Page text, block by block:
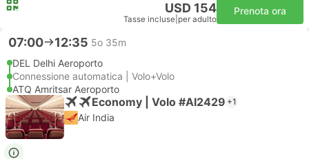
USD 154
Tasse incluse per adulto
Prenota ora
07:00 12:35 5o 35m
DEL Delhi Aeroporto
Connessione automatica | Volo+Volo
ATQ Amritsar Aeroporto
Economy | Volo #AI2429 +1
Air India